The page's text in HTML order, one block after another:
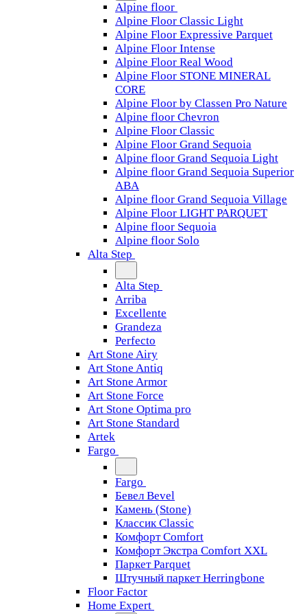
Alpine floor
Alpine Floor Classic Light
Alpine Floor Expressive Parquet
Alpine Floor Intense
Alpine Floor Real Wood
Alpine Floor STONE MINERAL
CORE
Alpine Floor by Classen Pro Nature
Alpine floor Chevron
Alpine Floor Classic
Alpine Floor Grand Sequoia
Alpine floor Grand Sequoia Light
Alpine floor Grand Sequoia Superior
ABA
Alpine floor Grand Sequoia Village
Alpine Floor LIGHT PARQUET
Alpine floor Sequoia
Alpine floor Solo
Alta Step
Alta Step
Arriba
Excellente
Grandeza
Perfecto
Art Stone Airy
Art Stone Antiq
Art Stone Armor
Art Stone Force
Art Stone Optima pro
Art Stone Standard
Artek
Fargo
Fargo
Бевел Bevel
Камень (Stone)
Классик Classic
Комфорт Comfort
Комфорт Экстра Comfort XXL
Паркет Parquet
Штучный паркет Herringbone
Floor Factor
Home Expert